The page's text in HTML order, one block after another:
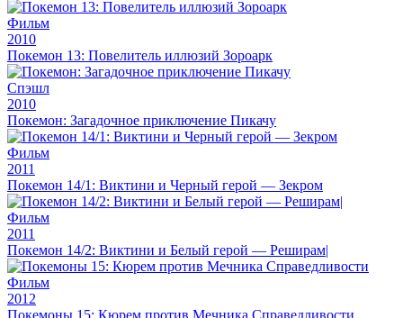
Фильм
2010
Покемон 13: Повелитель иллюзий Зороарк
Спэшл
2010
Покемон: Загадочное приключение Пикачу
Фильм
2011
Покемон 14/1: Виктини и Черный герой — Зекром
Фильм
2011
Покемон 14/2: Виктини и Белый герой — Реширам|
Фильм
2012
Покемоны 15: Кюрем против Мечника Справедливости